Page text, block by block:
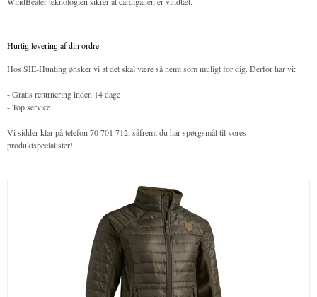
Hurtig levering af din ordre
Hos SIE-Hunting ønsker vi at det skal være så nemt som muligt for dig. Derfor har vi:
- Gratis returnering inden 14 dage
- Top service
Vi sidder klar på telefon 70 701 712, såfremt du har spørgsmål til vores
produktspecialister!